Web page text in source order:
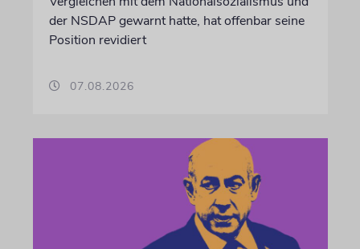
der NSDAP gewarnt hatte, hat offenbar seine
Position revidiert
07.08.2026